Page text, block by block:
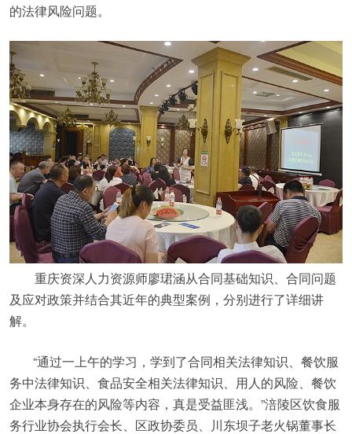
的法律风险问题。
重庆资深人力资源师廖珺涵从合同基础知识、合同问题
及应对政策并结合其近年的典型案例，分别进行了详细讲
解。
“通过一上午的学习，学到了合同相关法律知识、餐饮服
务中法律知识、食品安全相关法律知识、用人的风险、餐饮
企业本身存在的风险等内容，真是受益匪浅。”涪陵区饮食服
务行业协会执行会长、区政协委员、川东坝子老火锅董事长